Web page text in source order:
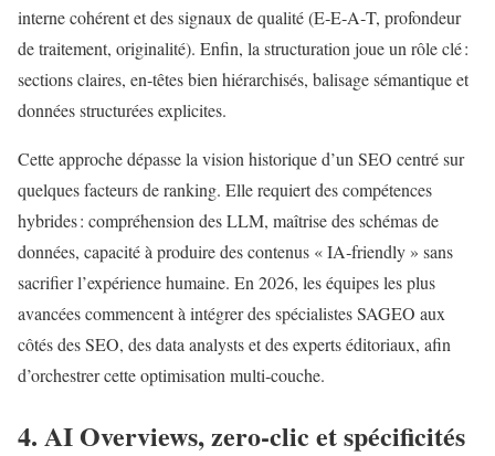
interne cohérent et des signaux de qualité (E‑E‑A‑T, profondeur
de traitement, originalité). Enfin, la structuration joue un rôle clé :
sections claires, en‑têtes bien hiérarchisés, balisage sémantique et
données structurées explicites.
Cette approche dépasse la vision historique d’un SEO centré sur
quelques facteurs de ranking. Elle requiert des compétences
hybrides : compréhension des LLM, maîtrise des schémas de
données, capacité à produire des contenus « IA‑friendly » sans
sacrifier l’expérience humaine. En 2026, les équipes les plus
avancées commencent à intégrer des spécialistes SAGEO aux
côtés des SEO, des data analysts et des experts éditoriaux, afin
d’orchestrer cette optimisation multi‑couche.
4. AI Overviews, zero‑clic et spécificités